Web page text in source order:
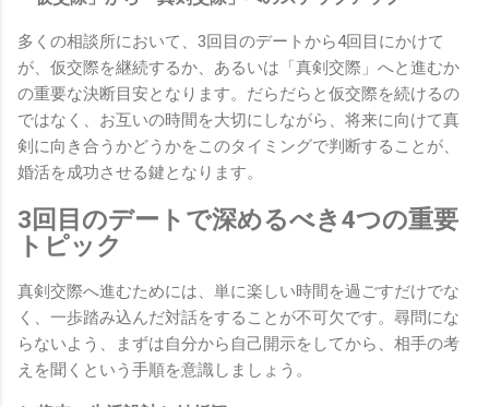
多くの相談所において、3回目のデートから4回目にかけて
が、仮交際を継続するか、あるいは「真剣交際」へと進むか
の重要な決断目安となります。だらだらと仮交際を続けるの
ではなく、お互いの時間を大切にしながら、将来に向けて真
剣に向き合うかどうかをこのタイミングで判断することが、
婚活を成功させる鍵となります。
3回目のデートで深めるべき4つの重要
トピック
真剣交際へ進むためには、単に楽しい時間を過ごすだけでな
く、一歩踏み込んだ対話をすることが不可欠です。尋問にな
らないよう、まずは自分から自己開示をしてから、相手の考
えを聞くという手順を意識しましょう。